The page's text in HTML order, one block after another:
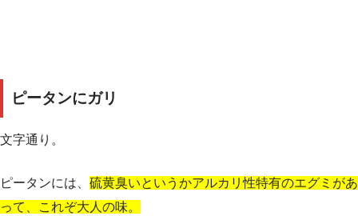
ピータンにガリ
文字通り。
ピータンには、 硫黄臭いというかアルカリ性特有のエグミがあ
って、これぞ大人の味。